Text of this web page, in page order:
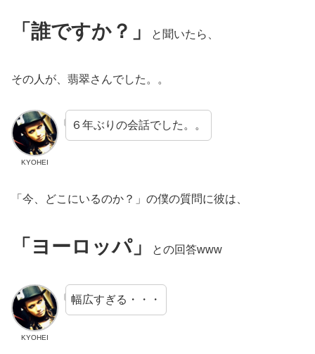
「誰ですか？」 と聞いたら、
その人が、翡翠さんでした。。
KYOHEI
６年ぶりの会話でした。。
「今、どこにいるのか？」の僕の質問に彼は、
「ヨーロッパ」 との回答www
KYOHEI
幅広すぎる・・・